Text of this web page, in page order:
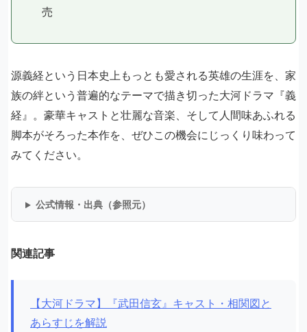
売
源義経という日本史上もっとも愛される英雄の生涯を、家
族の絆という普遍的なテーマで描き切った大河ドラマ『義
経』。豪華キャストと壮麗な音楽、そして人間味あふれる
脚本がそろった本作を、ぜひこの機会にじっくり味わって
みてください。
公式情報・出典（参照元）
関連記事
【大河ドラマ】『武田信玄』キャスト・相関図と
あらすじを解説